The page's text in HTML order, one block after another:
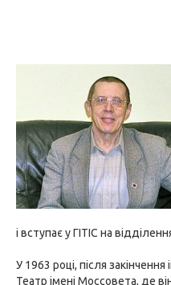
і вступає у ГІТІС на
У 1963 році, після
Театр імені Моссовета, де